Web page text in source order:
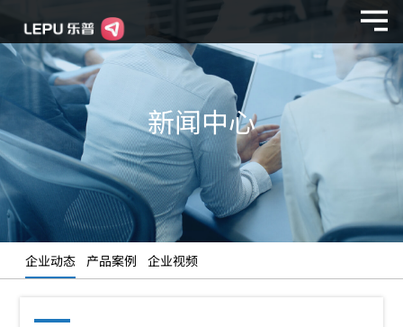
新闻中心
企业动态 产品案例 企业视频